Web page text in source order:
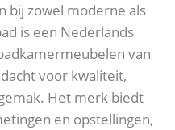
bij zowel moderne als
is een Nederlands
van
voor kwaliteit,
Het merk biedt
en opstellingen,